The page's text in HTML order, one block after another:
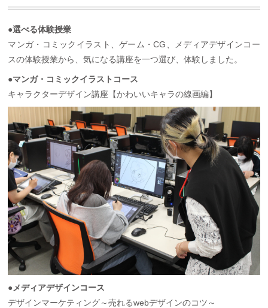
●選べる体験授業
マンガ・コミックイラスト、ゲーム・CG、メディアデザインコー
スの体験授業から、気になる講座を一つ選び、体験しました。
●マンガ・コミックイラストコース
キャラクターデザイン講座【かわいいキャラの線画編】
●メディアデザインコース
デザインマーケティング～売れるwebデザインのコツ～